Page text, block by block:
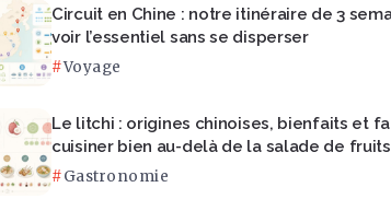
Circuit en Chine : notre itinéraire de 3
voir l’essentiel sans se disperser
Voyage
Le litchi : origines chinoises, bienfaits et
cuisiner bien au-delà de la salade de fruits
Gastronomie